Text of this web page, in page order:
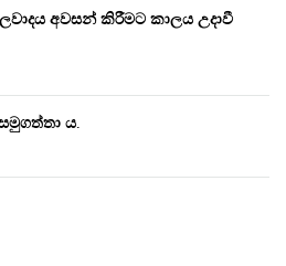
අවසන් කිරීමට කාලය උදාවී
සමුගත්තා ය.